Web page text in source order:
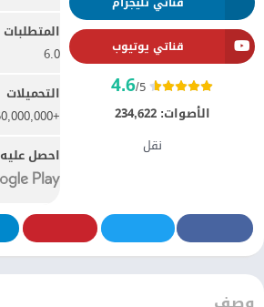
قناتي يوتيوب
4.6/5
الأصوات:234,622
نقل
المتطلبات
6.0
التحميلات
+50,000,000
احصل عليه